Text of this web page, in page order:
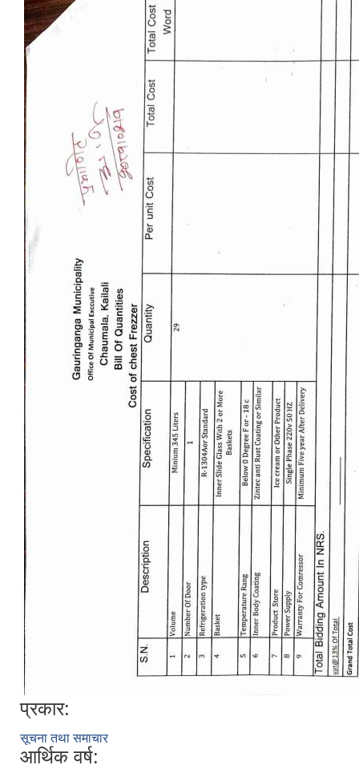
प्रकार:
सूचना तथा समाचार
आर्थिक वर्ष: